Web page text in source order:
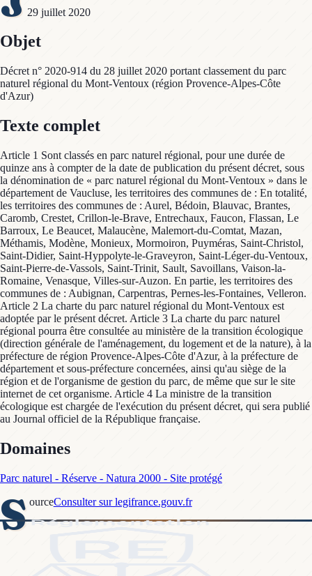
29 juillet 2020
Objet
Décret n° 2020-914 du 28 juillet 2020 portant classement du parc
naturel régional du Mont-Ventoux (région Provence-Alpes-Côte
d'Azur)
Texte complet
Article 1 Sont classés en parc naturel régional, pour une durée de
quinze ans à compter de la date de publication du présent décret, sous
la dénomination de « parc naturel régional du Mont-Ventoux » dans le
département de Vaucluse, les territoires des communes de : En totalité,
les territoires des communes de : Aurel, Bédoin, Blauvac, Brantes,
Caromb, Crestet, Crillon-le-Brave, Entrechaux, Faucon, Flassan, Le
Barroux, Le Beaucet, Malaucène, Malemort-du-Comtat, Mazan,
Méthamis, Modène, Monieux, Mormoiron, Puyméras, Saint-Christol,
Saint-Didier, Saint-Hyppolyte-le-Graveyron, Saint-Léger-du-Ventoux,
Saint-Pierre-de-Vassols, Saint-Trinit, Sault, Savoillans, Vaison-la-
Romaine, Venasque, Villes-sur-Auzon. En partie, les territoires des
communes de : Aubignan, Carpentras, Pernes-les-Fontaines, Velleron.
Article 2 La charte du parc naturel régional du Mont-Ventoux est
adoptée par le présent décret. Article 3 La charte du parc naturel
régional pourra être consultée au ministère de la transition écologique
(direction générale de l'aménagement, du logement et de la nature), à la
préfecture de région Provence-Alpes-Côte d'Azur, à la préfecture de
département et sous-préfecture concernées, ainsi qu'au siège de la
région et de l'organisme de gestion du parc, de même que sur le site
internet de cet organisme. Article 4 La ministre de la transition
écologique est chargée de l'exécution du présent décret, qui sera publié
au Journal officiel de la République française.
Domaines
Parc naturel - Réserve - Natura 2000 - Site protégé
S ourceConsulter sur legifrance.gouv.fr